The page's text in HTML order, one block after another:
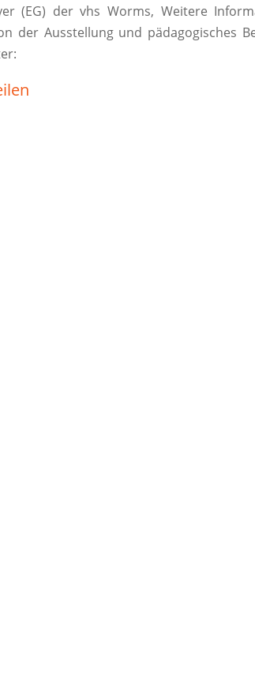
(EG) der vhs Worms, Weitere
der Ausstellung und pädagogisches